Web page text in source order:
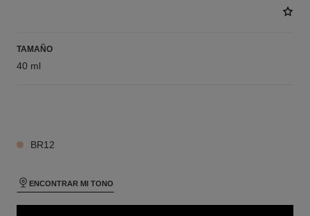
TAMAÑO
40 ml
BR12
ENCONTRAR MI TONO